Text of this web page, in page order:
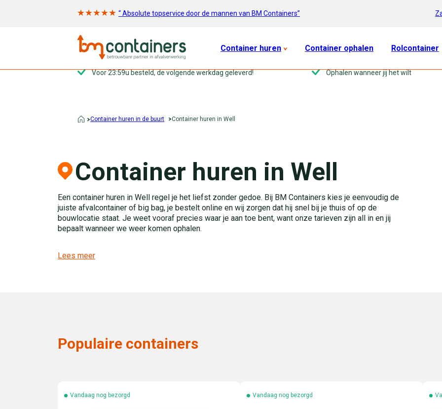
“ Absolute topservice door de mannen van BM Containers”
Container huren Container ophalen Rolcontainer
Voor 23:59u besteld, de volgende werkdag geleverd! Ophalen wanneer jij het wilt
Container huren in de buurt Container huren in Well
Container huren in Well
Een container huren in Well regel je het liefst zonder gedoe. Bij BM Containers kies je eenvoudig de
juiste afvalcontainer of big bag, je bestelt online en wij zorgen dat hij snel bij je thuis of op de
bouwlocatie staat. Je weet vooraf precies waar je aan toe bent, want onze tarieven zijn all in en jij
bepaalt wanneer we weer komen ophalen.
Lees meer
Populaire containers
Vandaag nog bezorgd Vandaag nog bezorgd